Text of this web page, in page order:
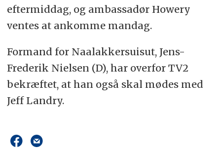
eftermiddag, og ambassadør Howery
ventes at ankomme mandag.
Formand for Naalakkersuisut, Jens-
Frederik Nielsen (D), har overfor TV2
bekræftet, at han også skal mødes med
Jeff Landry.